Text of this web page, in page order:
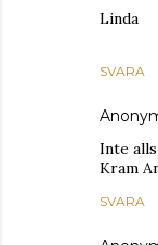
Linda
SVARA
Inte
Kram
SVARA